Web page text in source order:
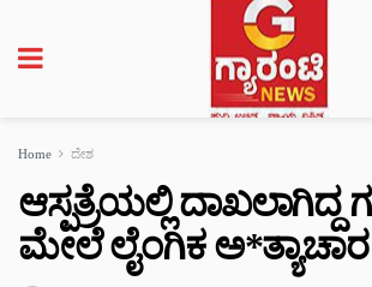
Home ದೇಶ
ಆಸ್ಪತ್ರೆಯಲ್ಲಿ
ಮೇಲೆ ಲೈಂಗಿಕ ಅ*ತ್ಯಾಚಾರ